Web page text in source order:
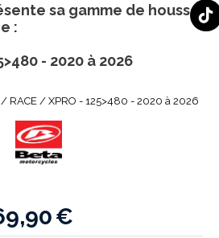
/ RACE / XPRO - 125>480 - 2020 à 2026
€
sa gamme de housse
:
- 2020 à 2026